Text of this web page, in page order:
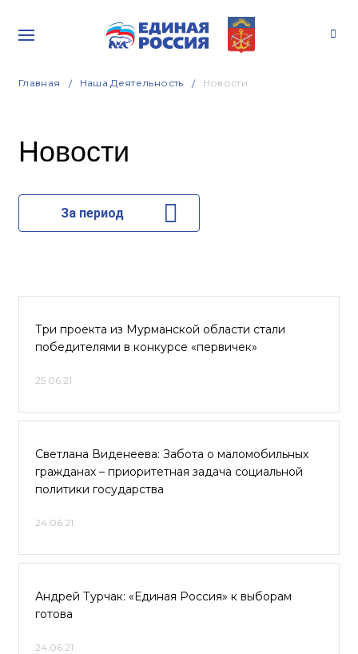
Главная Наша Деятельность Новости
Новости
За период
Три проекта из Мурманской области стали
победителями в конкурсе «первичек»
25.06.21
Светлана Виденеева: Забота о маломобильных
гражданах – приоритетная задача социальной
политики государства
24.06.21
Андрей Турчак: «Единая Россия» к выборам
готова
24.06.21